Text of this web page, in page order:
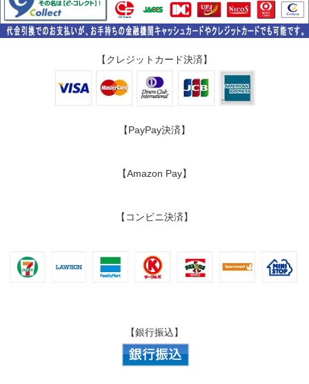
【クレジットカード決済】
【PayPay決済】
【Amazon Pay】
【コンビニ決済】
【銀行振込】